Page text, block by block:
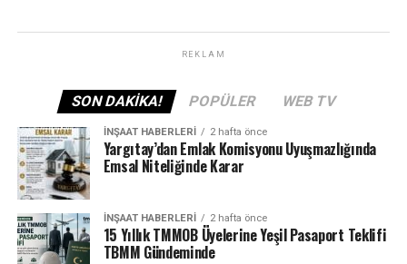
REKLAM
SON DAKIKA! POPÜLER WEB TV
İNŞAAT HABERLERI 2 hafta önce
Yargıtay’dan Emlak Komisyonu Uyuşmazlığında
Emsal Niteliğinde Karar
İNŞAAT HABERLERI 2 hafta önce
15 Yıllık TMMOB Üyelerine Yeşil Pasaport Teklifi
TBMM Gündeminde